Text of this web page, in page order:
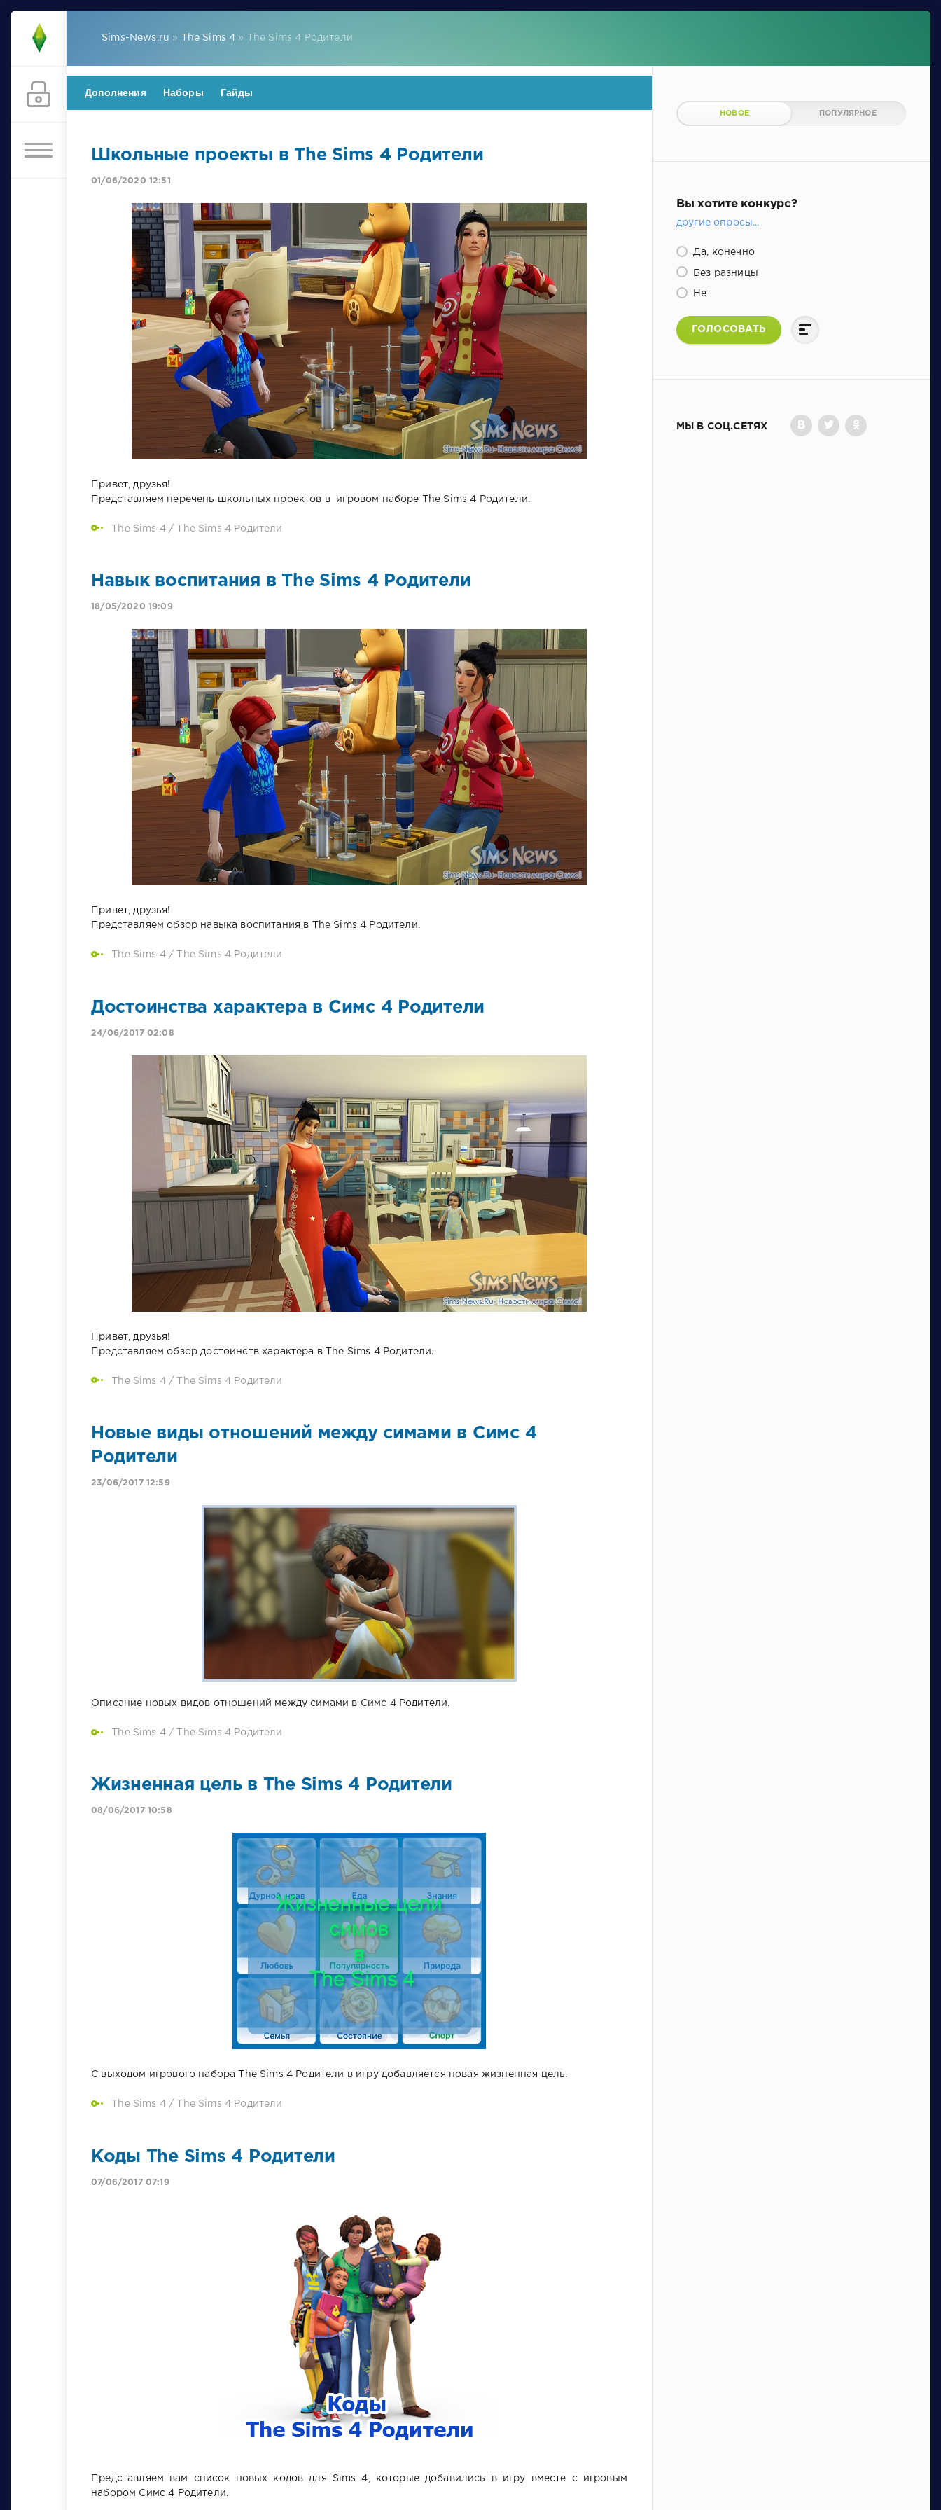
Sims-News.ru » The Sims 4 » The Sims 4 Родители
Дополнения Наборы Гайды
Школьные проекты в The Sims 4 Родители
01/06/2020 12:51
Привет, друзья!
Представляем перечень школьных проектов в игровом наборе The Sims 4 Родители.
The Sims 4/ The Sims 4 Родители
Навык воспитания в The Sims 4 Родители
18/05/2020 19:09
Привет, друзья!
Представляем обзор навыка воспитания в The Sims 4 Родители.
The Sims 4/ The Sims 4 Родители
Достоинства характера в Симс 4 Родители
24/06/2017 02:08
Привет, друзья!
Представляем обзор достоинств характера в The Sims 4 Родители.
The Sims 4/ The Sims 4 Родители
Новые виды отношений между симами в Симс 4
Родители
23/06/2017 12:59
Описание новых видов отношений между симами в Симс 4 Родители.
The Sims 4/ The Sims 4 Родители
Жизненная цель в The Sims 4 Родители
08/06/2017 10:58
С выходом игрового набора The Sims 4 Родители в игру добавляется новая жизненная цель.
The Sims 4/ The Sims 4 Родители
Коды The Sims 4 Родители
07/06/2017 07:19
Представляем вам список новых кодов для Sims 4, которые добавились в игру вместе с игровым
набором Симс 4 Родители.
НОВОЕ ПОПУЛЯРНОЕ
Вы хотите конкурс?
другие опросы...
Да, конечно
Без разницы
Нет
ГОЛОСОВАТЬ
МЫ В СОЦ.СЕТЯХ